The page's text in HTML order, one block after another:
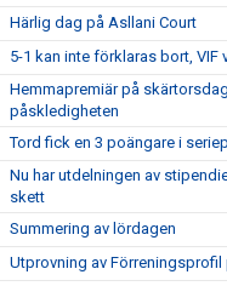
Härlig dag på Asllani Court
5-1 kan inte förklaras bort, VIF
Hemmapremiär på
påskledigheten
Tord fick en 3 poängare i
Nu har utdelningen av
skett
Summering av lördagen
Utprovning av Förreningsprofil